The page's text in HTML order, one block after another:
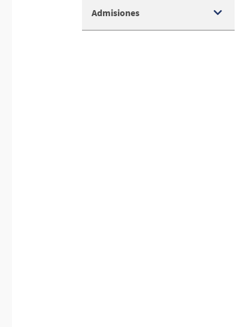
Admisiones